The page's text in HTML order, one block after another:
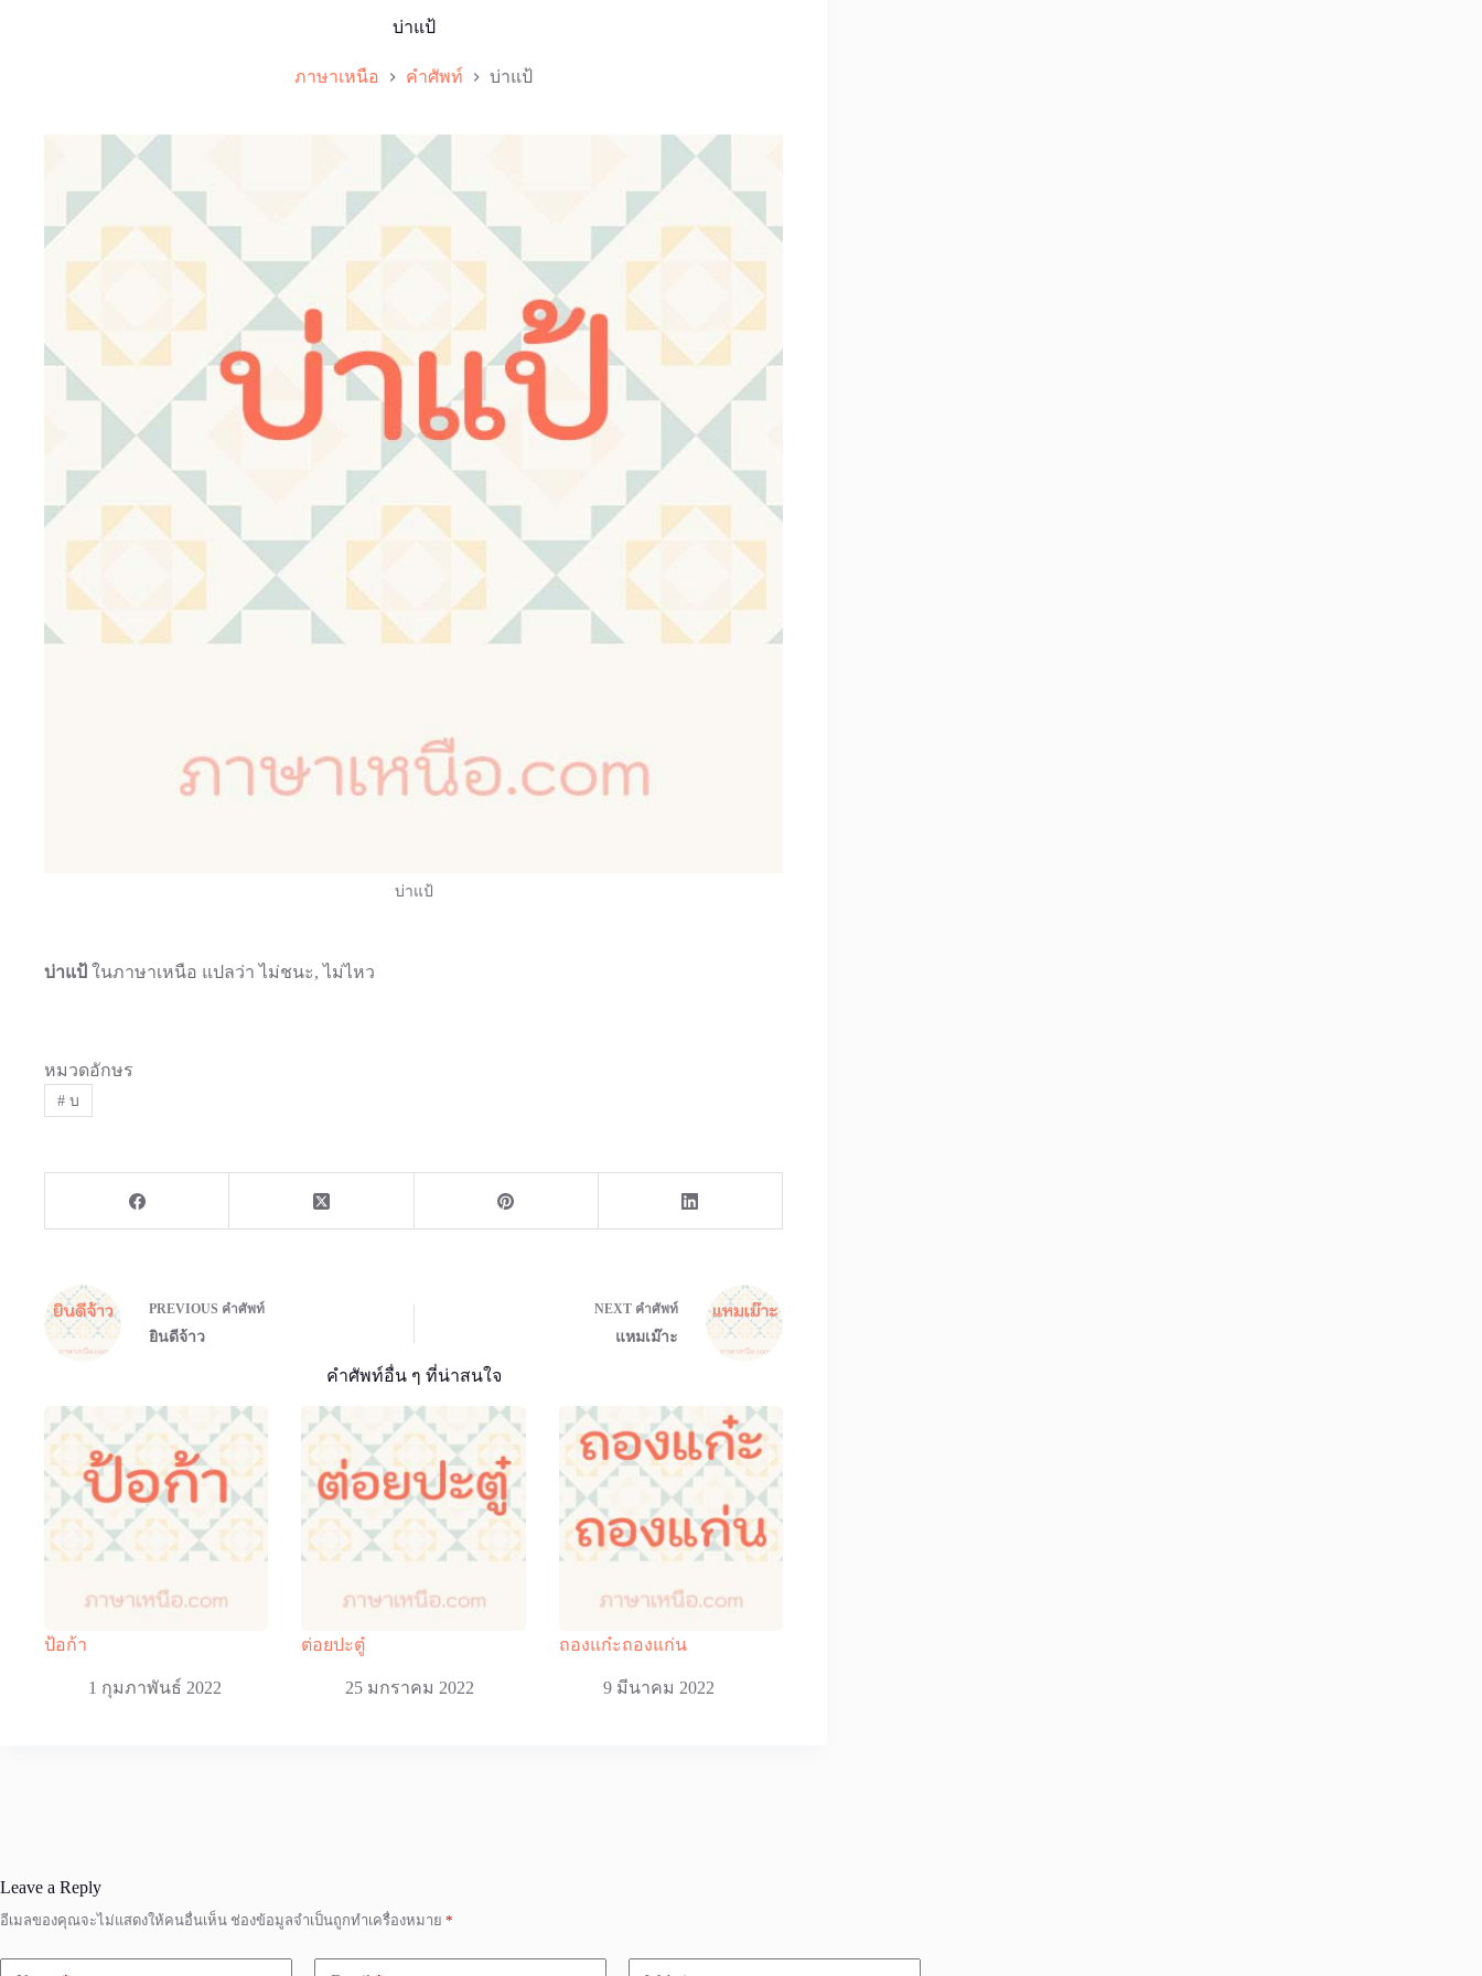
บ่าแป้
ภาษาเหนือ คำศัพท์ บ่าแป้
บ่าแป้
บ่าแป้ ในภาษาเหนือ แปลว่า ไม่ชนะ, ไม่ไหว
หมวดอักษร
#บ
PREVIOUS คำศัพท์
ยินดีจ้าว
NEXT คำศัพท์
แหมเม๊าะ
คำศัพท์อื่น ๆ ที่น่าสนใจ
ป้อก้า
1 กุมภาพันธ์ 2022
ต่อยปะตู๋
25 มกราคม 2022
ถองแก๋ะถองแก่น
9 มีนาคม 2022
Leave a Reply
อีเมลของคุณจะไม่แสดงให้คนอื่นเห็น ช่องข้อมูลจำเป็นถูกทำเครื่องหมาย *